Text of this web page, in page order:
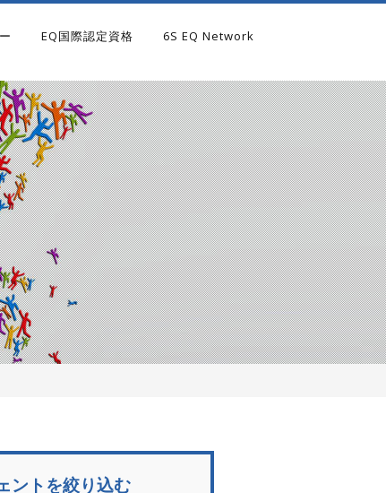
EQ国際認定資格 6S EQ Network
ントを絞り込む